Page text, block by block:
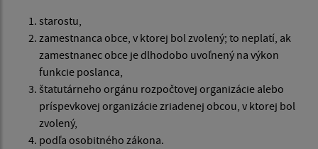
starostu,
zamestnanca obce, v ktorej bol zvolený; to neplatí, ak
zamestnanec obce je dlhodobo uvoľnený na výkon
funkcie poslanca,
štatutárneho orgánu rozpočtovej organizácie alebo
príspevkovej organizácie zriadenej obcou, v ktorej bol
zvolený,
podľa osobitného zákona.